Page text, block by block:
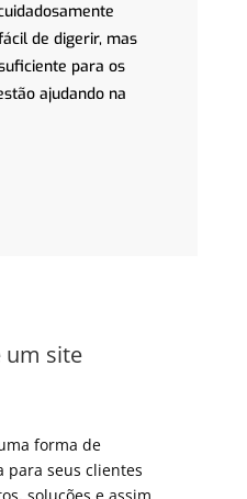
de digerir, mas
para os
ajudando na
um site
forma de
seus clientes